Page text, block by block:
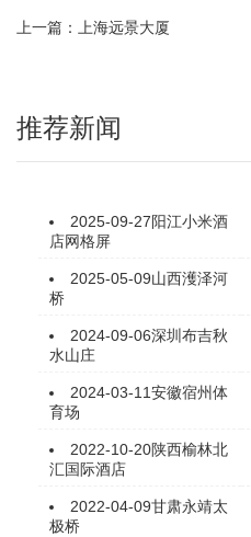
上一篇：上海远景大厦
推荐新闻
2025-09-27阳江小米酒
店网格屏
2025-05-09山西濩泽河
桥
2024-09-06深圳布吉秋
水山庄
2024-03-11安徽宿州体
育场
2022-10-20陕西榆林北
汇国际酒店
2022-04-09甘肃永靖太
极桥